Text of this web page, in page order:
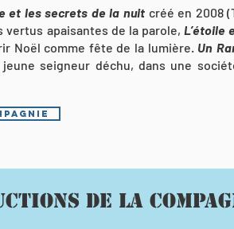
et les secrets de la nuit créé en 2008
vertus apaisantes de la parole, L’étoile
Noël comme fête de la lumière.Un
jeune seigneur déchu, dans une
de la